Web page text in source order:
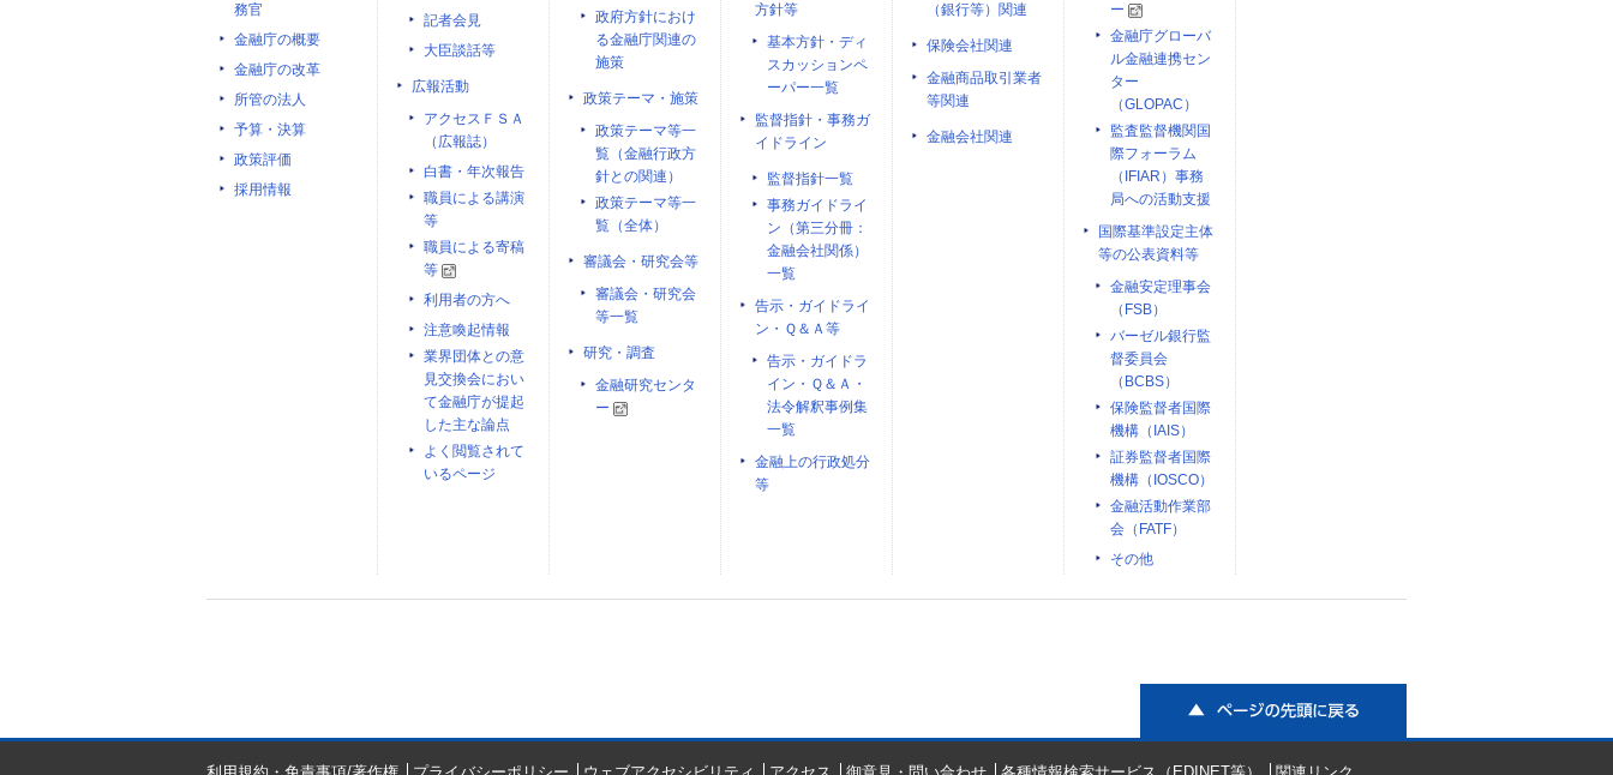
務官
金融庁の概要
金融庁の改革
所管の法人
予算・決算
政策評価
採用情報
記者会見
大臣談話等
広報活動
アクセスＦＳＡ
（広報誌）
白書・年次報告
職員による講演
等
職員による寄稿
等
利用者の方へ
注意喚起情報
業界団体との意
見交換会におい
て金融庁が提起
した主な論点
よく閲覧されて
いるページ
政府方針におけ
る金融庁関連の
施策
政策テーマ・施策
政策テーマ等一
覧（金融行政方
針との関連）
政策テーマ等一
覧（全体）
審議会・研究会等
審議会・研究会
等一覧
研究・調査
金融研究センタ
ー
方針等
基本方針・ディ
スカッションペ
ーパー一覧
監督指針・事務ガ
イドライン
監督指針一覧
事務ガイドライ
ン（第三分冊：
金融会社関係）
一覧
告示・ガイドライ
ン・Ｑ＆Ａ等
告示・ガイドラ
イン・Ｑ＆Ａ・
法令解釈事例集
一覧
金融上の行政処分
等
（銀行等）関連
保険会社関連
金融商品取引業者
等関連
金融会社関連
ー
金融庁グローバ
ル金融連携セン
ター
（GLOPAC）
監査監督機関国
際フォーラム
（IFIAR）事務
局への活動支援
国際基準設定主体
等の公表資料等
金融安定理事会
（FSB）
バーゼル銀行監
督委員会
（BCBS）
保険監督者国際
機構（IAIS）
証券監督者国際
機構（IOSCO）
金融活動作業部
会（FATF）
その他